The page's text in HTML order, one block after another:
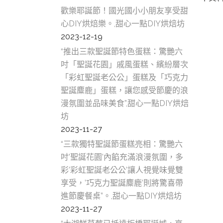
歡樂耶誕節！國光國小小朋友享受甜
心DIY烘焙樂。,甜心一點DIY烘焙坊
2023-12-19
“推出三款聖誕節特色蛋糕：驚艷六
吋「聖誕花園」戚風蛋糕、繽紛層次
「彩虹聖誕老公公」蛋糕及「巧克力
聖誕麋鹿」蛋糕，讓您感受節慶的浪
漫氛圍並品味美食”,甜心一點DIY烘焙
坊
2023-11-27
“三款獨特聖誕節蛋糕亮相：驚艷六
吋’聖誕花園’內餡充滿浪漫氛圍，多
彩’彩虹聖誕老公公’讓人視覺味覺雙
享受，’巧克力聖誕麋鹿’則將驚喜帶
進節慶餐桌”。,甜心一點DIY烘焙坊
2023-11-27